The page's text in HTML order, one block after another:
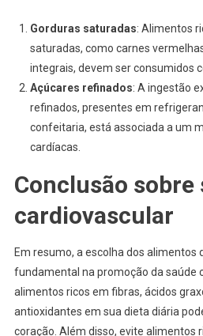
Gorduras saturadas: Alimentos
saturadas, como carnes
integrais, devem ser consumidos
Açúcares refinados: A ingestão
refinados, presentes em
confeitaria, está associada a um
cardíacas.
Conclusão sobre
cardiovascular
Em resumo, a escolha dos alimentos
fundamental na promoção da saúde
alimentos ricos em fibras, ácidos
antioxidantes em sua dieta diária
coração. Além disso, evite alimentos